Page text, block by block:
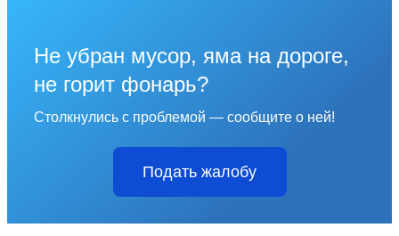
Не убран мусор, яма на дороге,
не горит фонарь?
Столкнулись с проблемой — сообщите о ней!
Подать жалобу